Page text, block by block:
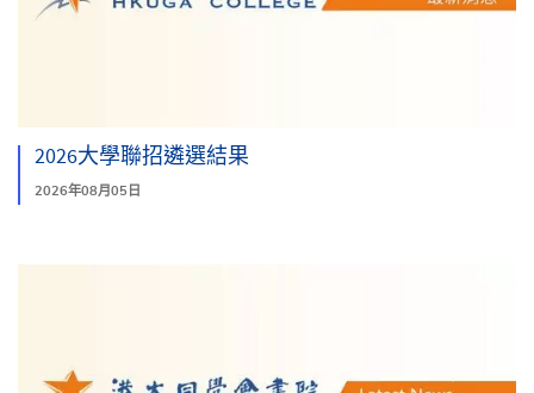
2026大學聯招遴選結果
2026年08月05日